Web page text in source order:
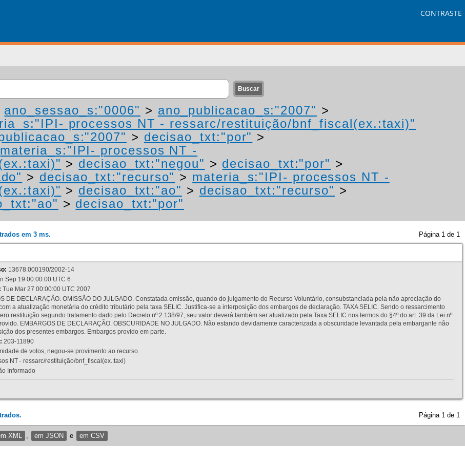
CONTRASTE
ano_sessao_s:"0006" > ano_publicacao_s:"2007" >
processos NT - ressarc/restituição/bnf_fiscal(ex.:taxi)"
> decisao_txt:"por" >
materia_s:"IPI- processos NT -
> decisao_txt:"negou" > decisao_txt:"por" >
> decisao_txt:"recurso" > materia_s:"IPI- processos NT -
> decisao_txt:"ao" > decisao_txt:"recurso" >
> decisao_txt:"por"
em 3 ms. Página 1 de 1
13678.000190/2002-14
Sep 19 00:00:00 UTC 6
Tue Mar 27 00:00:00 UTC 2007
DE DECLARAÇÃO. OMISSÃO DO JULGADO. Constatada omissão, quando do julgamento do Recurso Voluntário, consubstanciada pela não apreciação do
a atualização monetária do crédito tributário pela taxa SELIC. Justifica-se a interposição dos embargos de declaração. TAXA SELIC. Sendo o ressarcimento
restituição segundo tratamento dado pelo Decreto nº 2.138/97, seu valor deverá também ser atualizado pela Taxa SELIC nos termos do §4º do art. 39 da Lei nº
EMBARGOS DE DECLARAÇÃO. OBSCURIDADE NO JULGADO. Não estando devidamente caracterizada a obscuridade levantada pela embargante não
dos presentes embargos. Embargos provido em parte.
203-11890
de votos, negou-se provimento ao recurso.
NT - ressarc/restituição/bnf_fiscal(ex.:taxi)
Informado
Página 1 de 1
XML em JSON e em CSV